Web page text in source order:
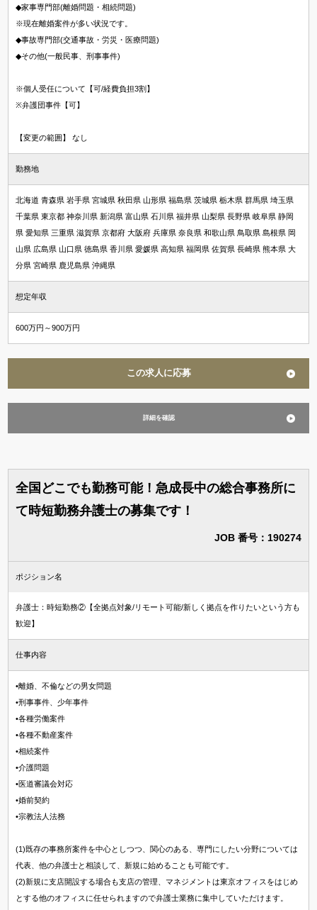
◆家事専門部(離婚問題・相続問題)
※現在離婚案件が多い状況です。
◆事故専門部(交通事故・労災・医療問題)
◆その他(一般民事、刑事事件)
※個人受任について【可/経費負担3割】
※弁護団事件【可】
【変更の範囲】 なし
勤務地
北海道 青森県 岩手県 宮城県 秋田県 山形県 福島県 茨城県 栃木県 群馬県 埼玉県
千葉県 東京都 神奈川県 新潟県 富山県 石川県 福井県 山梨県 長野県 岐阜県 静岡
県 愛知県 三重県 滋賀県 京都府 大阪府 兵庫県 奈良県 和歌山県 鳥取県 島根県 岡
山県 広島県 山口県 徳島県 香川県 愛媛県 高知県 福岡県 佐賀県 長崎県 熊本県 大
分県 宮崎県 鹿児島県 沖縄県
想定年収
600万円～900万円
この求人に応募
詳細を確認
全国どこでも勤務可能！急成長中の総合事務所に
て時短勤務弁護士の募集です！
JOB 番号：190274
ポジション名
弁護士：時短勤務②【全拠点対象/リモート可能/新しく拠点を作りたいという方も
歓迎】
仕事内容
•離婚、不倫などの男女問題
•刑事事件、少年事件
•各種労働案件
•各種不動産案件
•相続案件
•介護問題
•医道審議会対応
•婚前契約
•宗教法人法務
(1)既存の事務所案件を中心としつつ、関心のある、専門にしたい分野については
代表、他の弁護士と相談して、新規に始めることも可能です。
(2)新規に支店開設する場合も支店の管理、マネジメントは東京オフィスをはじめ
とする他のオフィスに任せられますので弁護士業務に集中していただけます。